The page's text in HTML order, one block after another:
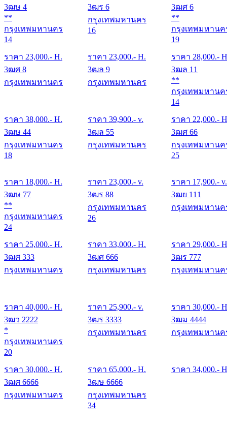
3ฒษ 4
**
กรุงเทพมหานคร
14
ราคา 23,000.- H.
3ฒร 6
กรุงเทพมหานคร
16
ราคา 23,000.- H.
3ฒศ 6
**
กรุงเทพมหานค
19
ราคา 28,000.-
3ฒศ 8
กรุงเทพมหานคร
ราคา 38,000.- H.
3ฒล 9
กรุงเทพมหานคร
ราคา 39,900.- v.
3ฒล 11
**
กรุงเทพมหานค
14
ราคา 22,000.-
3ฒษ 44
กรุงเทพมหานคร
18
ราคา 18,000.- H.
3ฒล 55
กรุงเทพมหานคร
ราคา 23,000.- v.
3ฒศ 66
กรุงเทพมหานค
25
ราคา 17,900.- v.
3ฒษ 77
**
กรุงเทพมหานคร
24
ราคา 25,000.- H.
3ฒร 88
กรุงเทพมหานคร
26
ราคา 33,000.- H.
3ฒย 111
กรุงเทพมหานค
ราคา 29,000.-
3ฒศ 333
กรุงเทพมหานคร
ราคา 40,000.- H.
3ฒศ 666
กรุงเทพมหานคร
ราคา 25,900.- v.
3ฒร 777
กรุงเทพมหานค
ราคา 30,000.-
3ฒว 2222
*
กรุงเทพมหานคร
20
ราคา 30,000.- H.
3ฒร 3333
กรุงเทพมหานคร
ราคา 65,000.- H.
3ฒม 4444
กรุงเทพมหานค
ราคา 34,000.-
3ฒศ 6666
กรุงเทพมหานคร
3ฒษ 6666
กรุงเทพมหานคร
34